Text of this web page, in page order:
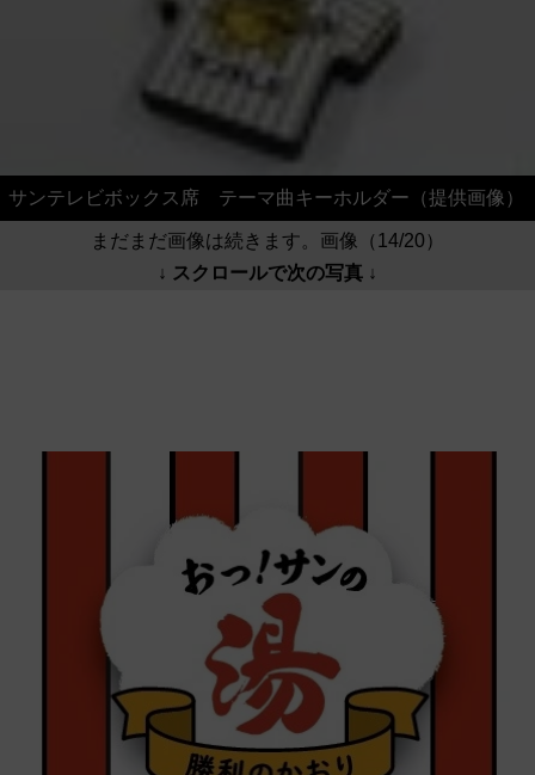
サンテレビボックス席 テーマ曲キーホルダー（提供画像）
まだまだ画像は続きます。画像（14/20）
↓ スクロールで次の写真 ↓